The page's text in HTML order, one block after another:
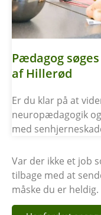
Pædagog
af Hillerød
Er du klar på at
neuropædagogik
med
Var der ikke et job
tilbage med at
måske du er heldig.